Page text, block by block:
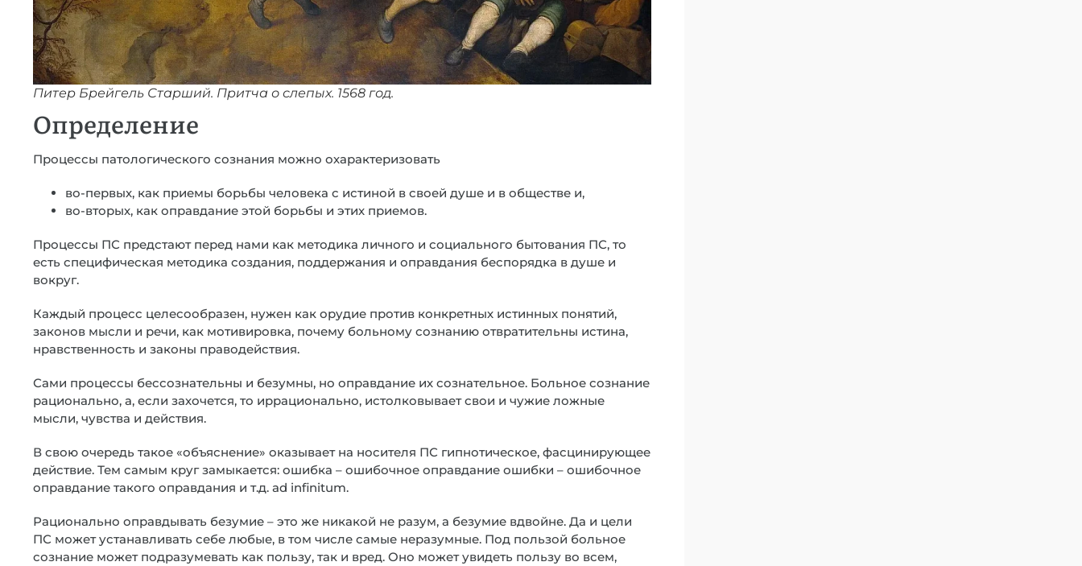
Питер Брейгель Старший. Притча о слепых. 1568 год.
Определение
Процессы патологического сознания можно охарактеризовать
во-первых, как приемы борьбы человека с истиной в своей душе и в обществе и,
во-вторых, как оправдание этой борьбы и этих приемов.
Процессы ПС предстают перед нами как методика личного и социального бытования ПС, то
есть специфическая методика создания, поддержания и оправдания беспорядка в душе и
вокруг.
Каждый процесс целесообразен, нужен как орудие против конкретных истинных понятий,
законов мысли и речи, как мотивировка, почему больному сознанию отвратительны истина,
нравственность и законы праводействия.
Сами процессы бессознательны и безумны, но оправдание их сознательное. Больное сознание
рационально, а, если захочется, то иррационально, истолковывает свои и чужие ложные
мысли, чувства и действия.
В свою очередь такое «объяснение» оказывает на носителя ПС гипнотическое, фасцинирующее
действие. Тем самым круг замыкается: ошибка – ошибочное оправдание ошибки – ошибочное
оправдание такого оправдания и т.д. ad infinitum.
Рационально оправдывать безумие – это же никакой не разум, а безумие вдвойне. Да и цели
ПС может устанавливать себе любые, в том числе самые неразумные. Под пользой больное
сознание может подразумевать как пользу, так и вред. Оно может увидеть пользу во всем,